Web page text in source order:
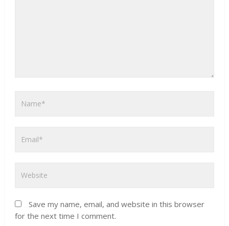
Save my name, email, and website in this browser
for the next time I comment.